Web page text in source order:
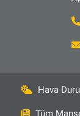
Hava
Tüm